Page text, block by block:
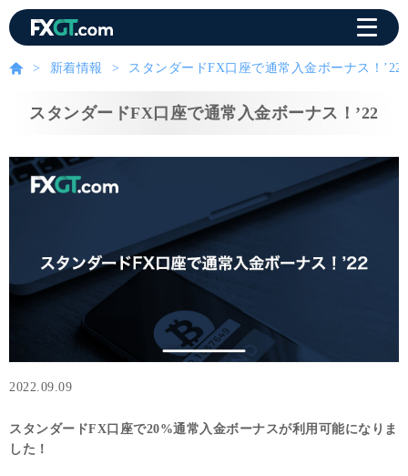
新着情報 スタンダードFX口座で通常入金ボーナス！’22
スタンダードFX口座で通常入金ボーナス！’22
2022.09.09
スタンダードFX口座で20%通常入金ボーナスが利用可能になりま
した！